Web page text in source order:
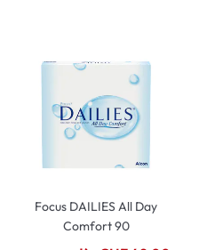
Focus DAILIES All Day
Comfort 90